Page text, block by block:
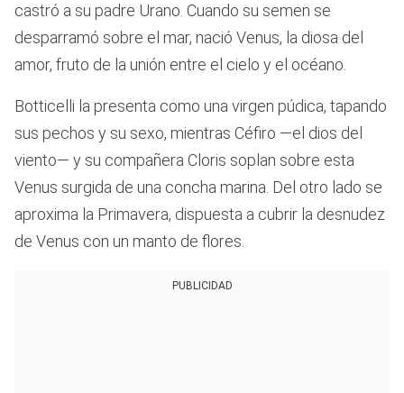
castró a su padre Urano. Cuando su semen se
desparramó sobre el mar, nació Venus, la diosa del
amor, fruto de la unión entre el cielo y el océano.
Botticelli la presenta como una virgen púdica, tapando
sus pechos y su sexo, mientras Céfiro —el dios del
viento— y su compañera Cloris soplan sobre esta
Venus surgida de una concha marina. Del otro lado se
aproxima la Primavera, dispuesta a cubrir la desnudez
de Venus con un manto de flores.
PUBLICIDAD